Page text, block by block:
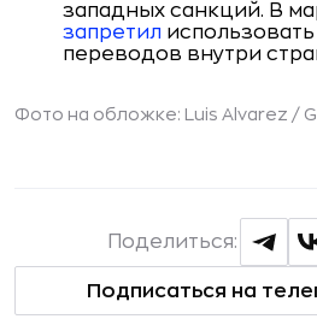
западных санкций. В
запретил использовать
переводов внутри
Фото на обложке: Luis Alvarez /
Подписаться на
Поделиться: